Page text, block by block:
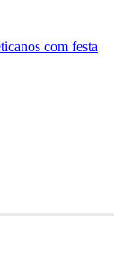
com festa